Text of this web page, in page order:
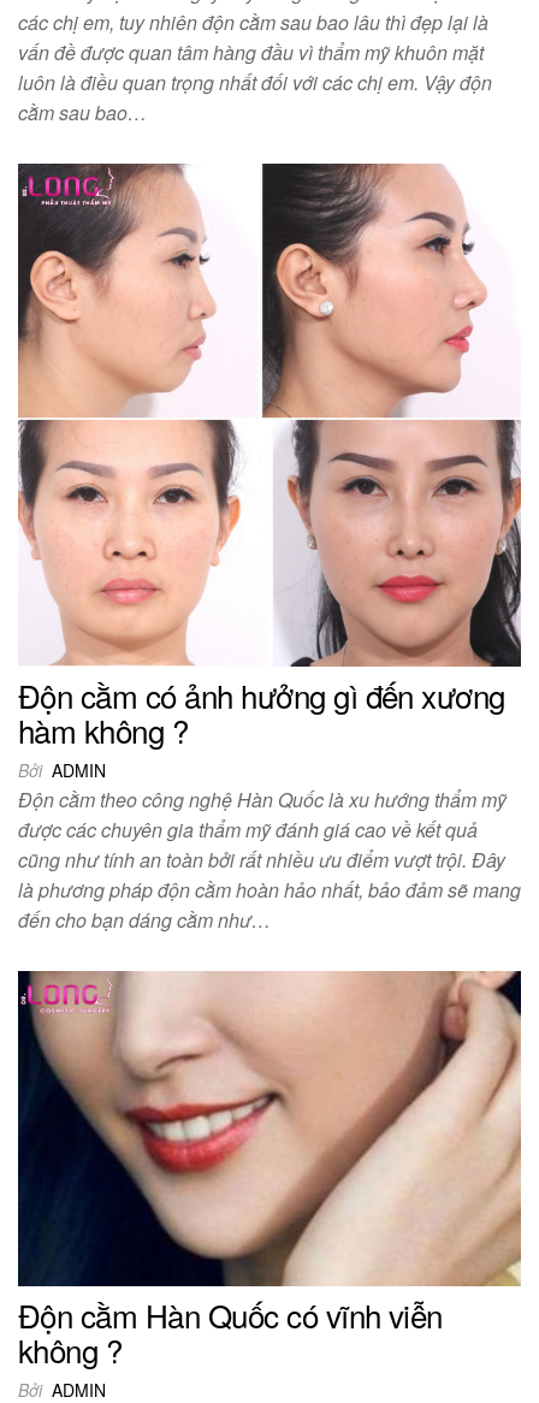
các chị em, tuy nhiên độn cằm sau bao lâu thì đẹp lại là
vấn đề được quan tâm hàng đầu vì thẩm mỹ khuôn mặt
luôn là điều quan trọng nhất đối với các chị em. Vậy độn
cằm sau bao…
Độn cằm có ảnh hưởng gì đến xương
hàm không ?
Bởi ADMIN
Độn cằm theo công nghệ Hàn Quốc là xu hướng thẩm mỹ
được các chuyên gia thẩm mỹ đánh giá cao về kết quả
cũng như tính an toàn bởi rất nhiều ưu điểm vượt trội. Đây
là phương pháp độn cằm hoàn hảo nhất, bảo đảm sẽ mang
đến cho bạn dáng cằm như…
Độn cằm Hàn Quốc có vĩnh viễn
không ?
Bởi ADMIN